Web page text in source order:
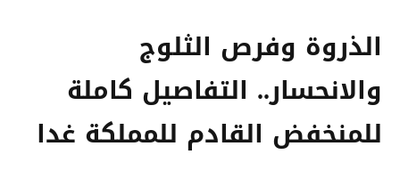
الذروة وفرص الثلوج
والانحسار.. التفاصيل كاملة
للمنخفض القادم للمملكة غدا